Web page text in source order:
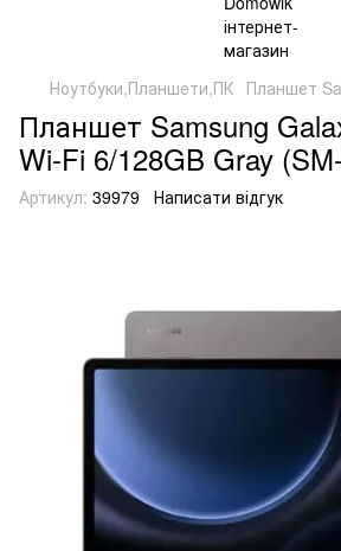
Ноутбуки,Планшети,ПК Планшет
Планшет Samsung
Wi-Fi 6/128GB Gray
Артикул: 39979 Написати відгук